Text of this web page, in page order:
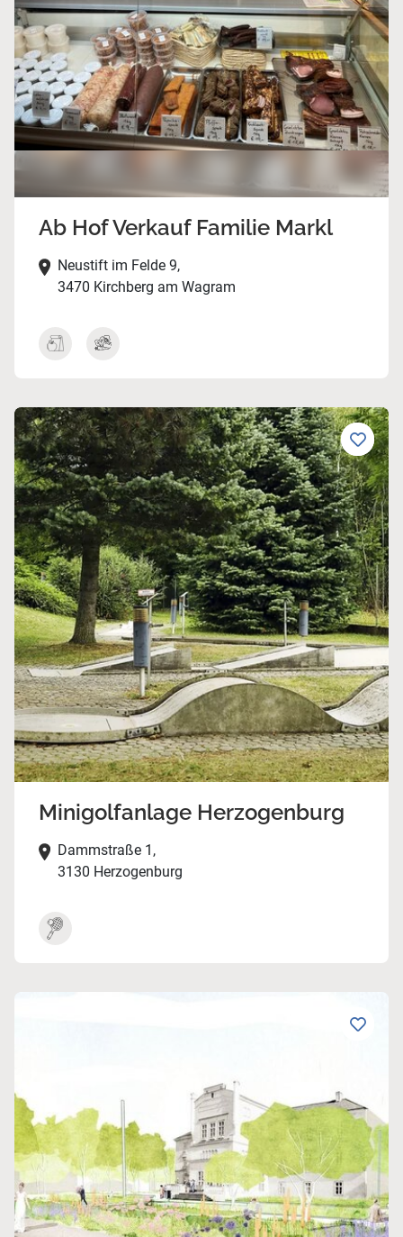
Ab Hof Verkauf Familie Markl
Neustift im Felde 9,
3470 Kirchberg am Wagram
Minigolfanlage Herzogenburg
Dammstraße 1,
3130 Herzogenburg